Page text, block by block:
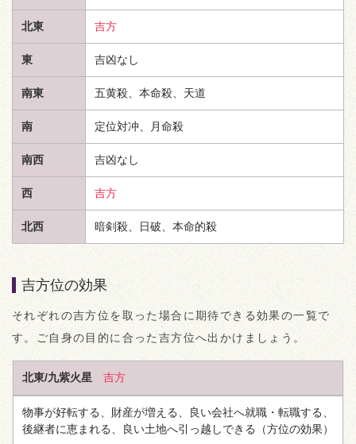
北東 吉方
東 吉凶なし
南東 五黄殺、本命殺、 天道
南 定位対冲、月命殺
南西 吉凶なし
西 吉方
北西 暗剣殺、日破、本命的殺
吉方位の効果
それぞれの吉方位を取った場合に期待できる効果の一覧で
す。ご自身の目的に合った吉方位へ出かけましょう。
北東/九紫火星 吉方
物事が好転する、財産が増える、良い会社へ就職・転職する、
後継者に恵まれる、良い土地へ引っ越しできる （方位の効果）